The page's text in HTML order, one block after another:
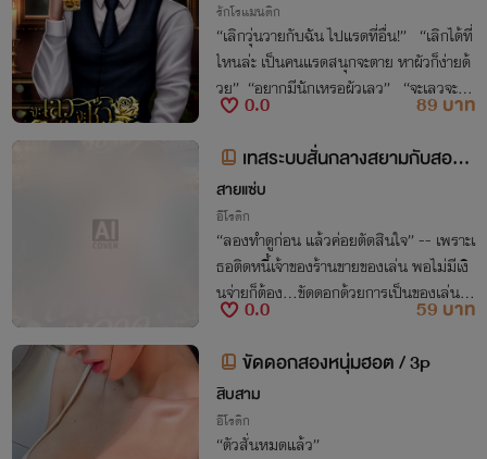
รักโรแมนติก
“เลิกวุ่นวายกับฉัน ไปแรดที่อื่น!” “เลิกได้ที่
ไหนล่ะ เป็นคนแรดสนุกจะตาย หาผัวก็ง่ายด้
วย” “อยากมีนักเหรอผัวเลว” “จะเลวจะชั่ว
พี่ก็ต้องเป็นผัวหนูอยู่ดี”
0.0
89 บาท
เทสระบบสั่นกลางสยามกับสองเจ้
าหนี้เอวดุ [3P]
สายแซ่บ
อีโรติก
“ลองทำดูก่อน แล้วค่อยตัดสินใจ” -- เพราะเ
ธอติดหนี้เจ้าของร้านขายของเล่น พอไม่มีเงิ
นจ่ายก็ต้อง...ขัดดอกด้วยการเป็นของเล่นขอ
งพวกเขาทั้งสอง [3P]
0.0
59 บาท
ขัดดอกสองหนุ่มฮอต / 3p
สิบสาม
อีโรติก
“ตัวสั่นหมดแล้ว”